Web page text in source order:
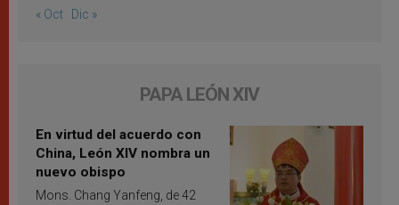
« Oct Dic »
PAPA LEÓN XIV
En virtud del acuerdo con
China, León XIV nombra un
nuevo obispo
Mons. Chang Yanfeng, de 42